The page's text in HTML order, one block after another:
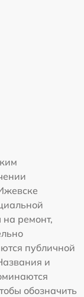
ремонт,
публичной
и
обозначить